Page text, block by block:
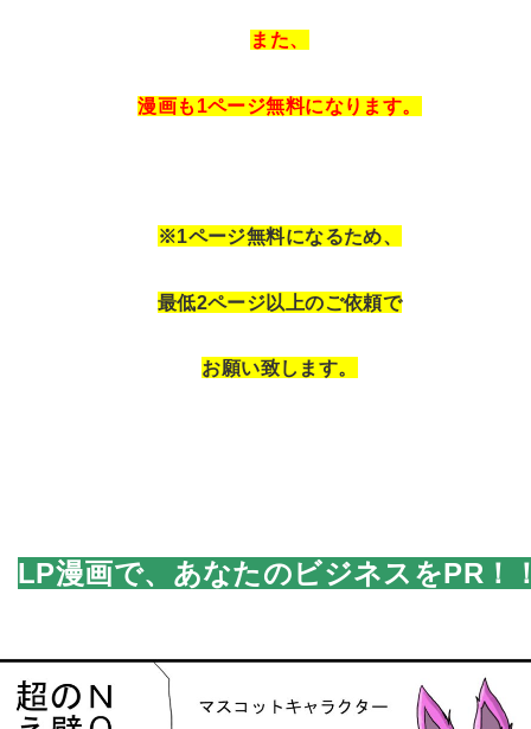
また、
漫画も1ページ無料になります。
※1ページ無料になるため、
最低2ページ以上のご依頼で
お願い致します。
LP漫画で、あなたのビジネスをPR！！